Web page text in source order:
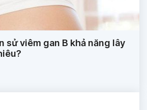
sử viêm gan B khả năng lây